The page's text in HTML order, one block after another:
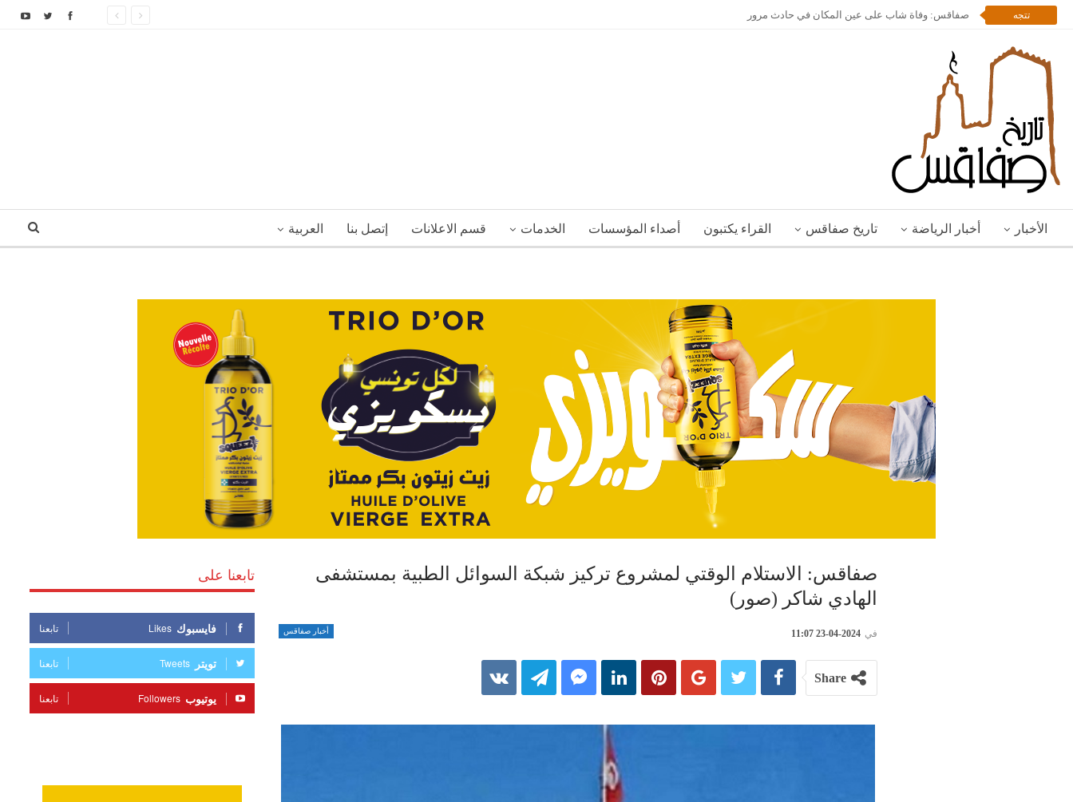
تتجه صفاقس: وفاة شاب على عين المكان في حادث مرور
الأخبار أخبار الرياضة تاريخ صفاقس القراء يكتبون أصداء المؤسسات الخدمات قسم الاعلانات إتصل بنا العربية
صفاقس: الاستلام الوقتي لمشروع تركيز شبكة السوائل الطبية بمستشفى
الهادي شاكر (صور)
أخبار صفاقس في 2024-04-23 11:07
Share
تابعنا على
فايسبوك Likes تابعنا
تويتر Tweets تابعنا
يوتيوب Followers تابعنا